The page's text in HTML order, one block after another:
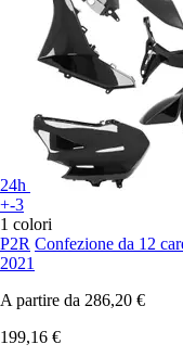
24h
+-3
1 colori
P2R Confezione da 12
2021
A partire da 286,20 €
199,16 €